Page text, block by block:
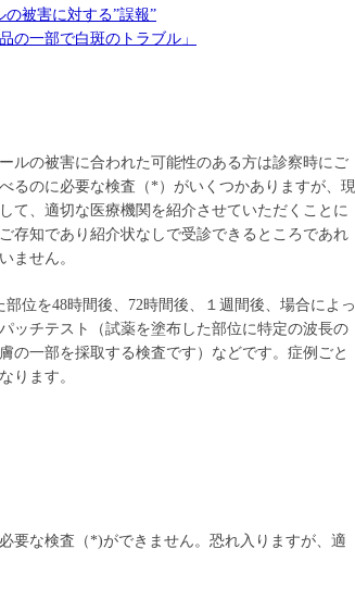
被害に対する”誤報”
の一部で白斑のトラブル」
ルの被害に合われた可能性のある方は診察時にご
るのに必要な検査（*）がいくつかありますが、現
て、適切な医療機関を紹介させていただくことに
存知であり紹介状なしで受診できるところであれ
ません。
位を48時間後、72時間後、１週間後、場合によっ
ッチテスト（試薬を塗布した部位に特定の波長の
の一部を採取する検査です）などです。症例ごと
ります。
要な検査（*)ができません。恐れ入りますが、適